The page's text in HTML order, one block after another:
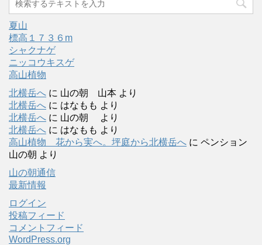
夏山
標高１７３６m
シャクナゲ
ニッコウキスゲ
高山植物
北横岳へ に 山の朝 山本 より
北横岳へ に はなもも より
北横岳へ に 山の朝
より
北横岳へ に はなもも より
高山植物 花から実へ。坪庭から北横岳へ に ペンション
山の朝 より
山の朝通信
最新情報
ログイン
投稿フィード
コメントフィード
WordPress.org